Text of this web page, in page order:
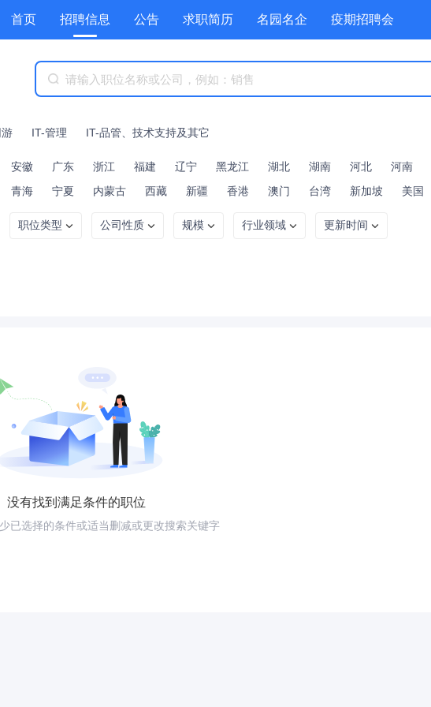
首页 招聘信息 公告 求职简历 名园名企 疫期招聘会
HR工具箱 公招 公招 技能提升 幼教资讯 职位专题
IT-管理 IT-品管、技术支持及其它
安徽 广东 浙江 福建 辽宁 黑龙江 湖北 湖南 河北 河南
青海 宁夏 内蒙古 西藏 新疆 香港 澳门 台湾 新加坡 美国
职位类型 公司性质 规模 行业领域 更新时间
没有找到满足条件的职位
已选择的条件或适当删减或更改搜索关键字